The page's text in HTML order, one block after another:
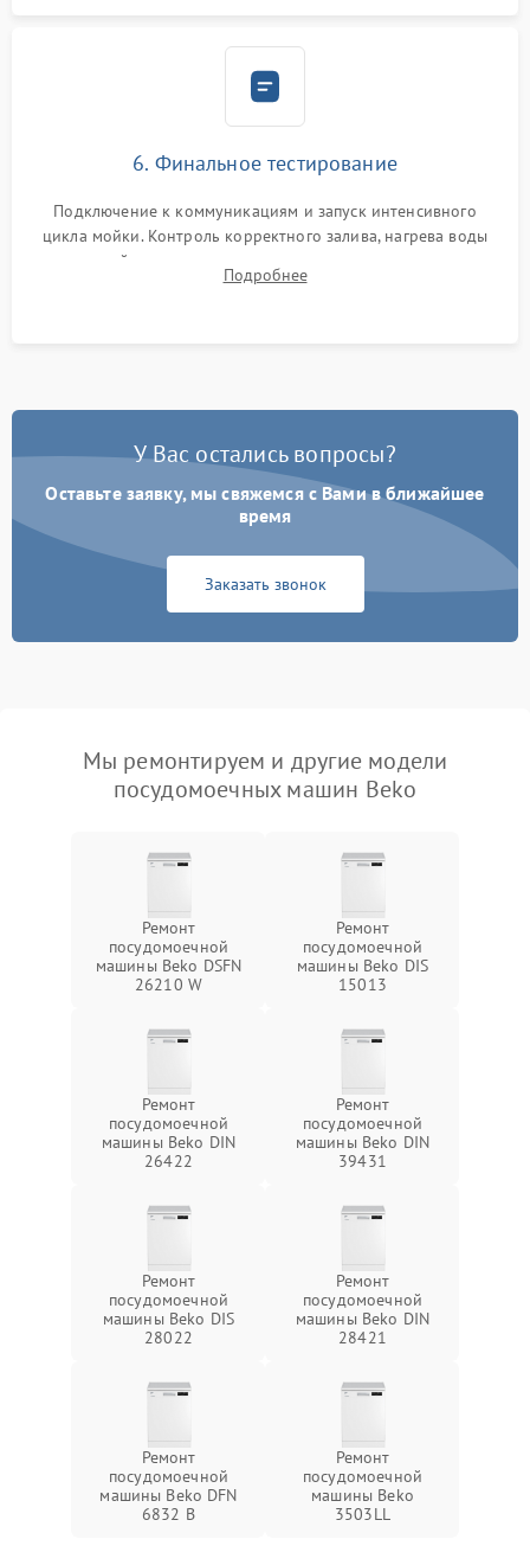
6. Финальное тестирование
Подключение к коммуникациям и запуск интенсивного
цикла мойки. Контроль корректного залива, нагрева воды
до нужной температуры, отсутствия посторонних шумов,
штатного слива и абсолютной сухости в поддоне.
Подробнее
У Вас остались вопросы?
Оставьте заявку, мы свяжемся с Вами в ближайшее
время
Заказать звонок
Мы ремонтируем и другие модели
посудомоечных машин Beko
Ремонт
посудомоечной
машины Beko DSFN
26210 W
Ремонт
посудомоечной
машины Beko DIS
15013
Ремонт
посудомоечной
машины Beko DIN
26422
Ремонт
посудомоечной
машины Beko DIN
39431
Ремонт
посудомоечной
машины Beko DIS
28022
Ремонт
посудомоечной
машины Beko DIN
28421
Ремонт
посудомоечной
машины Beko DFN
6832 B
Ремонт
посудомоечной
машины Beko
3503LL